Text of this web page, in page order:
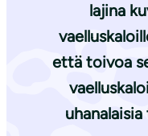
lajina
että toivoa